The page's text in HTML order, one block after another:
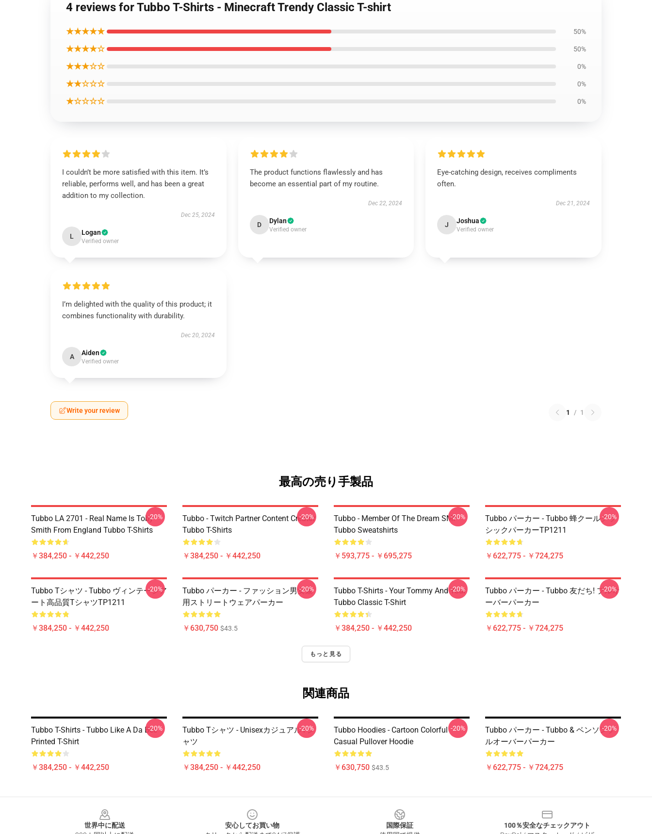
4 reviews for Tubbo T-Shirts - Minecraft Trendy Classic T-shirt
★★★★★ 50%
★★★★☆ 50%
★★★☆☆ 0%
★★☆☆☆ 0%
★☆☆☆☆ 0%
I couldn’t be more satisfied with this item. It’s
reliable, performs well, and has been a great
addition to my collection.
Dec 25, 2024
L Logan
Verified owner
The product functions flawlessly and has
become an essential part of my routine.
Dec 22, 2024
D Dylan
Verified owner
Eye-catching design, receives compliments
often.
Dec 21, 2024
J Joshua
Verified owner
I’m delighted with the quality of this product; it
combines functionality with durability.
Dec 20, 2024
A Aiden
Verified owner
Write your review 1 / 1
最高の売り手製品
Tubbo LA 2701 - Real Name Is Toby
Smith From England Tubbo T-Shirts
￥384,250 - ￥442,250
-20%
Tubbo - Twitch Partner Content Creator
Tubbo T-Shirts
￥384,250 - ￥442,250
-20%
Tubbo - Member Of The Dream SMP
Tubbo Sweatshirts
￥593,775 - ￥695,275
-20%
Tubbo パーカー - Tubbo 蜂クールクラ
シックパーカーTP1211
￥622,775 - ￥724,275
-20%
Tubbo Tシャツ - Tubbo ヴィンテージア
ート高品質TシャツTP1211
￥384,250 - ￥442,250
-20%
Tubbo パーカー - ファッション男女兼
用ストリートウェアパーカー
￥630,750 $43.5
-20%
Tubbo T-Shirts - Your Tommy And Your
Tubbo Classic T-Shirt
￥384,250 - ￥442,250
-20%
Tubbo パーカー - Tubbo 友だち! プルオ
ーバーパーカー
￥622,775 - ￥724,275
-20%
もっと見る
関連商品
Tubbo T-Shirts - Tubbo Like A Da Bee
Printed T-Shirt
￥384,250 - ￥442,250
-20%
Tubbo Tシャツ - UnisexカジュアルTシ
ャツ
￥384,250 - ￥442,250
-20%
Tubbo Hoodies - Cartoon Colorful
Casual Pullover Hoodie
￥630,750 $43.5
-20%
Tubbo パーカー - Tubbo & ベンソンプ
ルオーバーパーカー
￥622,775 - ￥724,275
-20%
世界中に配送
安心してお買い物
国際保証
100％安全なチェックアウト